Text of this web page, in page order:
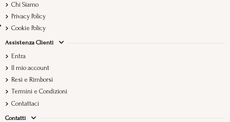
Chi Siamo
Privacy Policy
Cookie Policy
Assistenza Clienti
Entra
Il mio account
Resi e Rimborsi
Termini e Condizioni
Contattaci
Contatti